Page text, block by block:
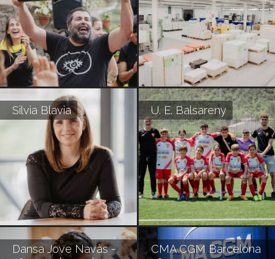
Silvia Blavia U. E. Balsareny
Dansa Jove Navàs -
CMA CGM Barcelona